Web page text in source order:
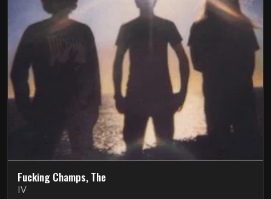
Fucking Champs, The
IV